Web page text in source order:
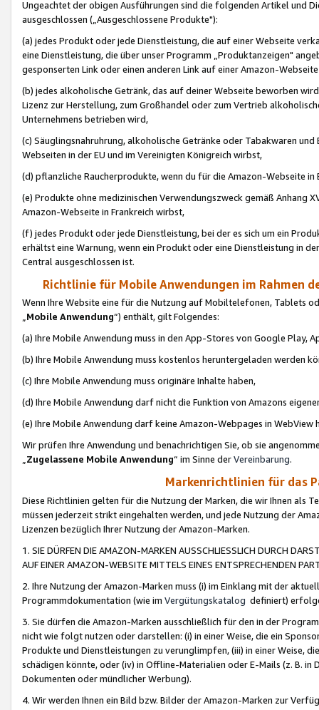
Ungeachtet der obigen Ausführungen sind die folgenden Artikel und
ausgeschlossen („Ausgeschlossene Produkte"):
(a) jedes Produkt oder jede Dienstleistung, die auf einer Webseite
eine Dienstleistung, die über unser Programm „Produktanzeigen"
gesponserten Link oder einen anderen Link auf einer Amazon-
(b) jedes alkoholische Getränk, das auf deiner Webseite beworben
Lizenz zur Herstellung, zum Großhandel oder zum Vertrieb
Unternehmens betrieben wird,
(c) Säuglingsnahruhrung, alkoholische Getränke oder Tabakwaren
Webseiten in der EU und im Vereinigten Königreich wirbst,
(d) pflanzliche Raucherprodukte, wenn du für die Amazon-Webseite in
(e) Produkte ohne medizinischen Verwendungszweck gemäß Anhang
Amazon-Webseite in Frankreich wirbst,
(f) jedes Produkt oder jede Dienstleistung, bei der es sich um ein
erhältst eine Warnung, wenn ein Produkt oder eine Dienstleistung in
Central ausgeschlossen ist.
Richtlinie für Mobile Anwendungen im Rahmen
Wenn Ihre Website eine für die Nutzung auf Mobiltelefonen, Tablets
„Mobile Anwendung“) enthält, gilt Folgendes:
(a) Ihre Mobile Anwendung muss in den App-Stores von Google Play,
(b) Ihre Mobile Anwendung muss kostenlos heruntergeladen werden
(c) Ihre Mobile Anwendung muss originäre Inhalte haben,
(d) Ihre Mobile Anwendung darf nicht die Funktion von Amazons
(e) Ihre Mobile Anwendung darf keine Amazon-Webpages in WebView
Wir prüfen Ihre Anwendung und benachrichtigen Sie, ob sie
„Zugelassene Mobile Anwendung“ im Sinne derVereinbarung.
Markenrichtlinien für das
Diese Richtlinien gelten für die Nutzung der Marken, die wir Ihnen als
müssen jederzeit strikt eingehalten werden, und jede Nutzung der
Lizenzen bezüglich Ihrer Nutzung der Amazon-Marken.
1. SIE DÜRFEN DIE AMAZON-MARKEN AUSSCHLIESSLICH DURCH
AUF EINER AMAZON-WEBSITE MITTELS EINES ENTSPRECHENDEN
2. Ihre Nutzung der Amazon-Marken muss (i) im Einklang mit der
Programmdokumentation (wie im Vergütungskatalog definiert)
3. Sie dürfen die Amazon-Marken ausschließlich für den in der
nicht wie folgt nutzen oder darstellen: (i) in einer Weise, die ein
Produkte und Dienstleistungen zu verunglimpfen, (iii) in einer Weise,
schädigen könnte, oder (iv) in Offline-Materialien oder E-Mails (z. B. in
Dokumenten oder mündlicher Werbung).
4. Wir werden Ihnen ein Bild bzw. Bilder der Amazon-Marken zur